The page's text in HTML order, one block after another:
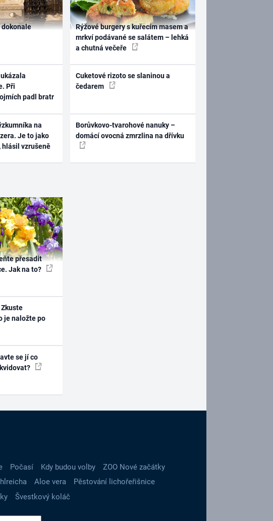
dokonale
Při
padl bratr
na
Je to jako
hlásil vzrušeně
Rýžové burgery s kuřecím masem a
mrkví podávané se salátem – lehká
a chutná večeře
Cuketové rizoto se slaninou a
čedarem
Borůvkovo-tvarohové nanuky –
domácí ovocná zmrzlina na dřívku
přesadit
Jak na to?
je naložte po
se jí co
Počasí Kdy budou volby
ZOO Nové začátky
Aloe vera
Pěstování lichořeřišnice
Švestkový koláč